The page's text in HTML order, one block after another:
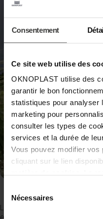
Consentement
Ce site web utilise des
OKNOPLAST utilise des
garantir le bon
statistiques pour analyser
marketing pour
consulter les types de
services et la durée de
Vous pouvez modifier vos
cliquant sur le lien
personnelles et vos droits,
Nécessaires
Porte d’entrée en bois naturel
Les lanternes orangées du